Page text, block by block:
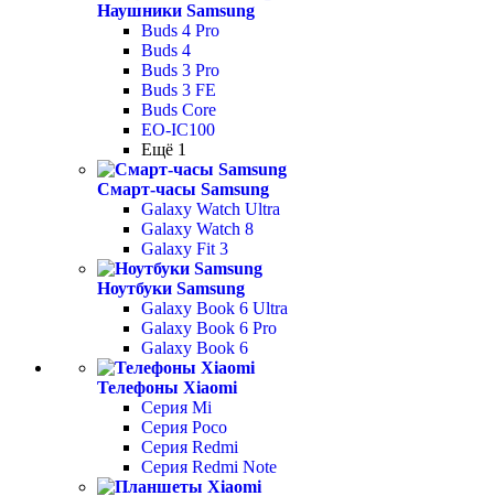
Наушники Samsung
Buds 4 Pro
Buds 4
Buds 3 Pro
Buds 3 FE
Buds Core
EO-IC100
Ещё 1
Смарт-часы Samsung
Galaxy Watch Ultra
Galaxy Watch 8
Galaxy Fit 3
Ноутбуки Samsung
Galaxy Book 6 Ultra
Galaxy Book 6 Pro
Galaxy Book 6
Телефоны Xiaomi
Серия Mi
Серия Poco
Серия Redmi
Серия Redmi Note